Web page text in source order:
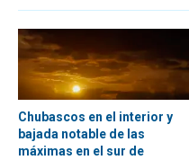
Chubascos en el interior y
bajada notable de las
máximas en el sur de